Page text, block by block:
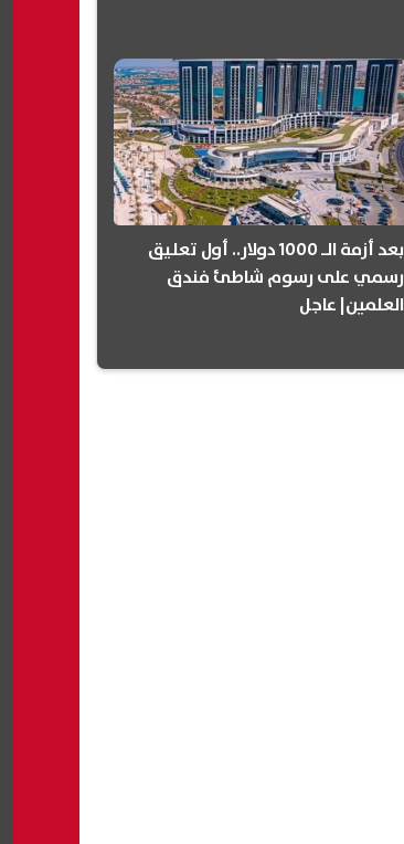
بعد أزمة الـ 1000 دولار.. أول تعليق
رسمي على رسوم شاطئ فندق
العلمين| عاجل